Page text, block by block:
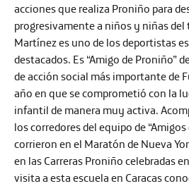
acciones que realiza Proniño para
progresivamente a niños y niñas
Martínez es uno de los deportistas
destacados. Es “Amigo de Proniño”
de acción social más importante de
año en que se comprometió con la
infantil de manera muy activa.
los corredores del equipo de
corrieron en el Maratón de Nueva
en las Carreras Proniño celebradas
visita a esta escuela en Caracas